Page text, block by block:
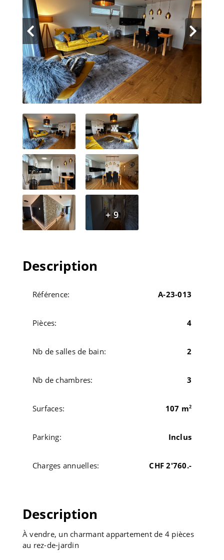
+ 9
Description
Référence: A-23-013
Pièces: 4
Nb de salles de bain: 2
Nb de chambres: 3
Surfaces: 107 m2
Parking: Inclus
Charges annuelles: CHF 2'760.-
Description
À vendre, un charmant appartement de 4 pièces
au rez-de-jardin